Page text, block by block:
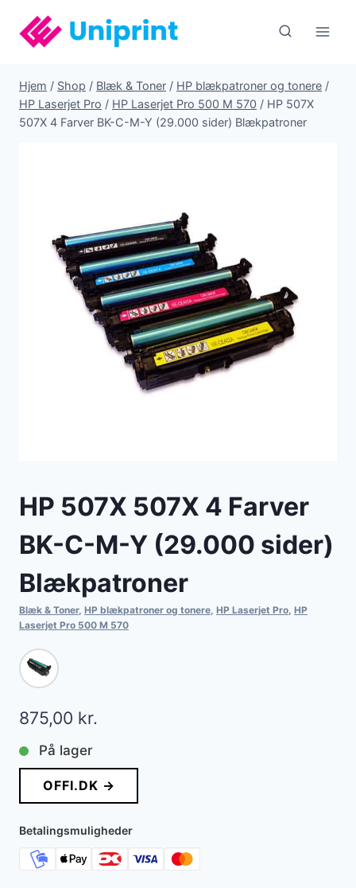
indhold
Hjem / Shop / Blæk & Toner / HP blækpatroner og tonere /
HP Laserjet Pro / HP Laserjet Pro 500 M 570 / HP 507X
507X 4 Farver BK-C-M-Y (29.000 sider) Blækpatroner
HP 507X 507X 4 Farver
BK-C-M-Y (29.000 sider)
Blækpatroner
Blæk & Toner, HP blækpatroner og tonere, HP Laserjet Pro, HP
Laserjet Pro 500 M 570
875,00 kr.
På lager
OFFI.DK →
Betalingsmuligheder